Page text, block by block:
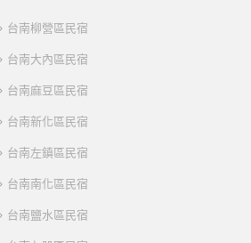
台南柳營區民宿
台南大內區民宿
台南麻豆區民宿
台南新化區民宿
台南左鎮區民宿
台南南化區民宿
台南鹽水區民宿